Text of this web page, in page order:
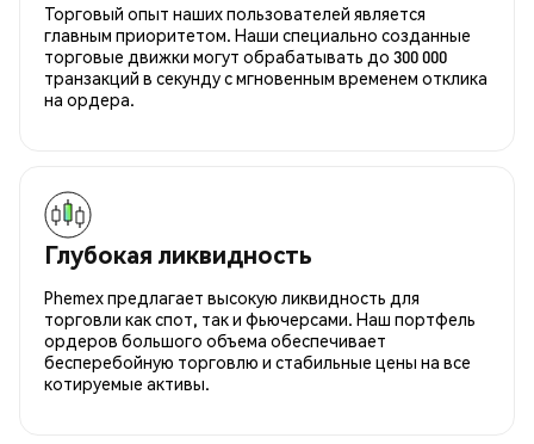
Торговый опыт наших пользователей является
главным приоритетом. Наши специально созданные
торговые движки могут обрабатывать до 300 000
транзакций в секунду с мгновенным временем отклика
на ордера.
Глубокая ликвидность
Phemex предлагает высокую ликвидность для
торговли как спот, так и фьючерсами. Наш портфель
ордеров большого объема обеспечивает
бесперебойную торговлю и стабильные цены на все
котируемые активы.